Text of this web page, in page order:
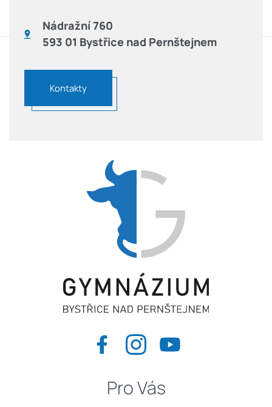
Nádražní 760
593 01 Bystřice nad Pernštejnem
Kontakty
Pro Vás